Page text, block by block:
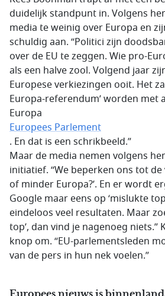
duidelijk standpunt in. Volgens
media te weinig over Europa en
schuldig aan. “Politici zijn
over de EU te zeggen. Wie pro-
als een halve zool. Volgend jaar
Europese verkiezingen ooit. Het
Europa-referendum’ worden met
Europa
Europees Parlement
. En dat is een schrikbeeld.”
Maar de media nemen volgens
initiatief. “We beperken ons tot de
of minder Europa?’. En er wordt
Google maar eens op ‘mislukte
eindeloos veel resultaten. Maar
top’, dan vind je nagenoeg niets.”
knop om. “EU-parlementsleden
van de pers in hun nek voelen.”
Europees nieuws is